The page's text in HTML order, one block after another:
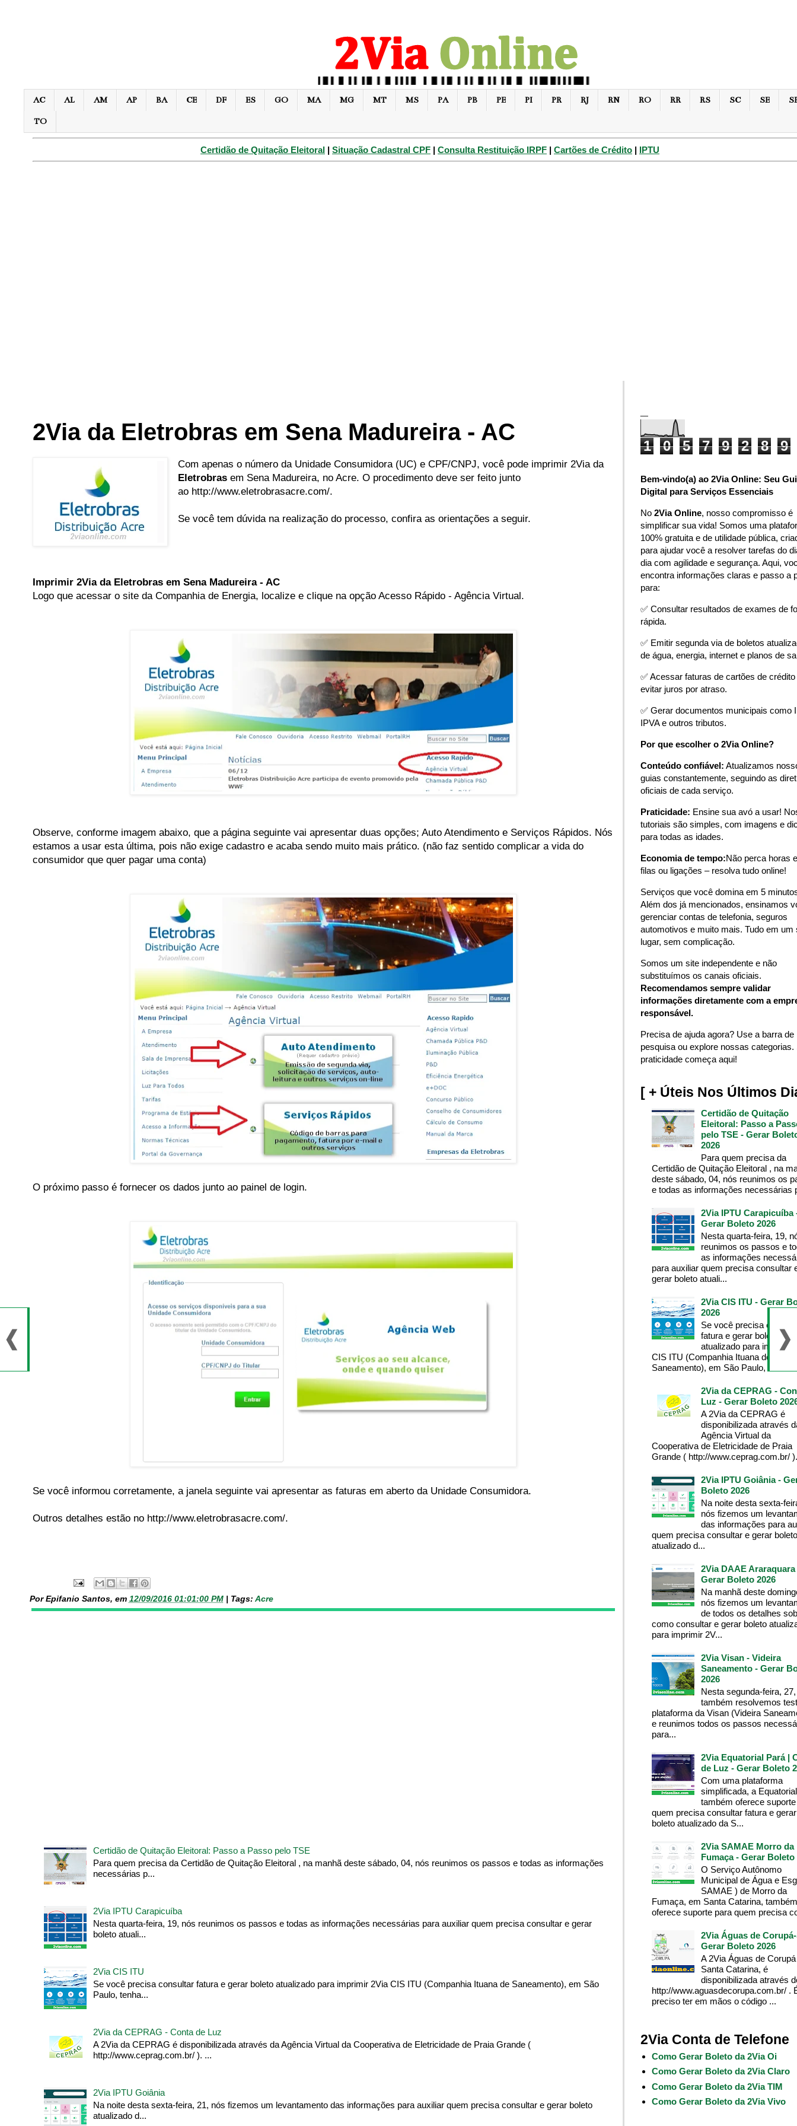
AC AL AM AP BA CE DF ES GO MA MG MT MS PA PB PE PI PR RJ RN RO RR RS SC SE
TO
Certidão de Quitação Eleitoral | Situação Cadastral CPF | Consulta Restituição IRPF | Cartões de Crédito | IPTU
2Via da Eletrobras em Sena Madureira - AC
Com apenas o número da Unidade Consumidora (UC) e CPF/CNPJ, você pode imprimir 2Via da
Eletrobrasem Sena Madureira, no Acre. O procedimento deve ser feito junto
ao http://www.eletrobrasacre.com/.
Se você tem dúvida na realização do processo, confira as orientações a seguir.
Imprimir 2Via da Eletrobras em Sena Madureira - AC
Logo que acessar o site da Companhia de Energia, localize e clique na opção Acesso Rápido - Agência Virtual.
Observe, conforme imagem abaixo, que a página seguinte vai apresentar duas opções; Auto Atendimento e Serviços Rápidos. Nós
estamos a usar esta última, pois não exige cadastro e acaba sendo muito mais prático. (não faz sentido complicar a vida do
consumidor que quer pagar uma conta)
O próximo passo é fornecer os dados junto ao painel de login.
Se você informou corretamente, a janela seguinte vai apresentar as faturas em aberto da Unidade Consumidora.
Outros detalhes estão no http://www.eletrobrasacre.com/.
Por Epifanio Santos, em 12/09/2016 01:01:00 PM | Tags: Acre
Certidão de Quitação Eleitoral: Passo a Passo pelo TSE
Para quem precisa da Certidão de Quitação Eleitoral , na manhã deste sábado, 04, nós reunimos os passos e todas as informações
necessárias p...
2Via IPTU Carapicuíba
Nesta quarta-feira, 19, nós reunimos os passos e todas as informações necessárias para auxiliar quem precisa consultar e gerar
boleto atuali...
2Via CIS ITU
Se você precisa consultar fatura e gerar boleto atualizado para imprimir 2Via CIS ITU (Companhia Ituana de Saneamento), em São
Paulo, tenha...
2Via da CEPRAG - Conta de Luz
A 2Via da CEPRAG é disponibilizada através da Agência Virtual da Cooperativa de Eletricidade de Praia Grande (
http://www.ceprag.com.br/ ). ...
2Via IPTU Goiânia
Na noite desta sexta-feira, 21, nós fizemos um levantamento das informações para auxiliar quem precisa consultar e gerar boleto
atualizado d...
1 0 5 7 9 2 8 9
Bem-vindo(a) ao 2Via Online: Seu
Digital para Serviços Essenciais
No 2Via Online, nosso compromisso é
simplificar sua vida! Somos uma
100% gratuita e de utilidade pública,
para ajudar você a resolver tarefas do
dia com agilidade e segurança. Aqui,
encontra informações claras e passo a
para:
✅ Consultar resultados de exames de
rápida.
✅ Emitir segunda via de boletos
de água, energia, internet e planos de
✅ Acessar faturas de cartões de crédito
evitar juros por atraso.
✅ Gerar documentos municipais como
IPVA e outros tributos.
Por que escolher o 2Via Online?
Conteúdo confiável: Atualizamos
guias constantemente, seguindo as
oficiais de cada serviço.
Praticidade: Ensine sua avó a usar!
tutoriais são simples, com imagens e
para todas as idades.
Economia de tempo:Não perca horas
filas ou ligações – resolva tudo online!
Serviços que você domina em 5
Além dos já mencionados, ensinamos
gerenciar contas de telefonia, seguros
automotivos e muito mais. Tudo em um
lugar, sem complicação.
Somos um site independente e não
substituímos os canais oficiais.
Recomendamos sempre validar
informações diretamente com a
responsável.
Precisa de ajuda agora? Use a barra de
pesquisa ou explore nossas categorias.
praticidade começa aqui!
[ + Úteis Nos Últimos
Certidão de Quitação
Eleitoral: Passo a
pelo TSE - Gerar
2026
Para quem precisa da
Certidão de Quitação Eleitoral , na
deste sábado, 04, nós reunimos os
e todas as informações necessárias
2Via IPTU Carapicuíba
Gerar Boleto 2026
Nesta quarta-feira, 19,
reunimos os passos e
as informações
para auxiliar quem precisa consultar
gerar boleto atuali...
2Via CIS ITU - Gerar
2026
Se você precisa
fatura e gerar boleto
atualizado para imprimir
CIS ITU (Companhia Ituana de
Saneamento), em São Paulo, tenha...
2Via da CEPRAG -
Luz - Gerar Boleto
A 2Via da CEPRAG é
disponibilizada através
Agência Virtual da
Cooperativa de Eletricidade de Praia
Grande ( http://www.ceprag.com.br/
2Via IPTU Goiânia -
Boleto 2026
Na noite desta sexta-
nós fizemos um
das informações para
quem precisa consultar e gerar boleto
atualizado d...
2Via DAAE Araraquara
Gerar Boleto 2026
Na manhã deste
nós fizemos um
de todos os detalhes
como consultar e gerar boleto
para imprimir 2V...
2Via Visan - Videira
Saneamento - Gerar
2026
Nesta segunda-feira,
também resolvemos
plataforma da Visan (Videira
e reunimos todos os passos
para...
2Via Equatorial Pará |
de Luz - Gerar Boleto
Com uma plataforma
simplificada, a
também oferece
quem precisa consultar fatura e gerar
boleto atualizado da S...
2Via SAMAE Morro da
Fumaça - Gerar Boleto
O Serviço Autônomo
Municipal de Água e
SAMAE ) de Morro da
Fumaça, em Santa Catarina, também
oferece suporte para quem precisa
2Via Águas de
Gerar Boleto 2026
A 2Via Águas de
Santa Catarina, é
disponibilizada através
http://www.aguasdecorupa.com.br/ .
preciso ter em mãos o código ...
2Via Conta de Telefone
Como Gerar Boleto da 2Via Oi
Como Gerar Boleto da 2Via Claro
Como Gerar Boleto da 2Via TIM
Como Gerar Boleto da 2Via Vivo